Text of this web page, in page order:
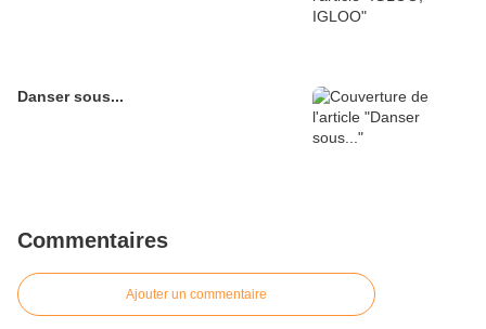
Danser sous...
Commentaires
Ajouter un commentaire